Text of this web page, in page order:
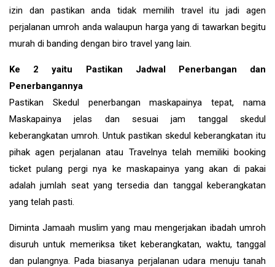
izin dan pastikan anda tidak memilih travel itu jadi agen
perjalanan umroh anda walaupun harga yang di tawarkan begitu
murah di banding dengan biro travel yang lain.
Ke 2 yaitu Pastikan Jadwal Penerbangan dan
Penerbangannya
Pastikan Skedul penerbangan maskapainya tepat, nama
Maskapainya jelas dan sesuai jam tanggal skedul
keberangkatan umroh. Untuk pastikan skedul keberangkatan itu
pihak agen perjalanan atau Travelnya telah memiliki booking
ticket pulang pergi nya ke maskapainya yang akan di pakai
adalah jumlah seat yang tersedia dan tanggal keberangkatan
yang telah pasti.
Diminta Jamaah muslim yang mau mengerjakan ibadah umroh
disuruh untuk memeriksa tiket keberangkatan, waktu, tanggal
dan pulangnya. Pada biasanya perjalanan udara menuju tanah